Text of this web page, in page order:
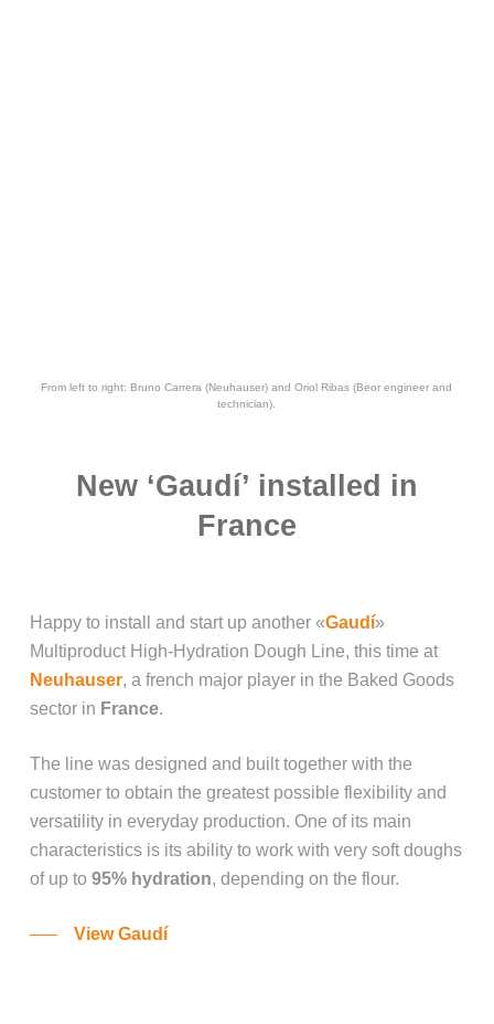
From left to right: Bruno Carrera (Neuhauser) and Oriol Ribas (Beor engineer and
technician).
New ‘Gaudí’ installed in
France
Happy to install and start up another «Gaudí»
Multiproduct High-Hydration Dough Line, this time at
Neuhauser, a french major player in the Baked Goods
sector in France.
The line was designed and built together with the
customer to obtain the greatest possible flexibility and
versatility in everyday production. One of its main
characteristics is its ability to work with very soft doughs
of up to 95% hydration, depending on the flour.
View Gaudí